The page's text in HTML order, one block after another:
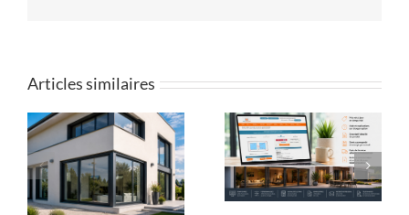
Articles similaires